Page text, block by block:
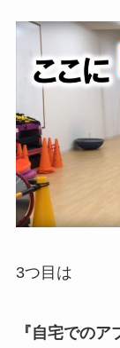
3つ目は
『自宅でのア